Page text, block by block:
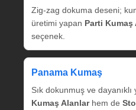
Zig‑zag dokuma deseni;
üretimi yapan Parti Kumaş
seçenek.
Panama Kumaş
Sık dokunmuş ve
Kumaş Alanlarhem de